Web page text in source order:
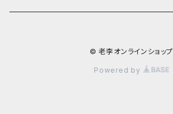
© 老李オンラインショップ
Powered by